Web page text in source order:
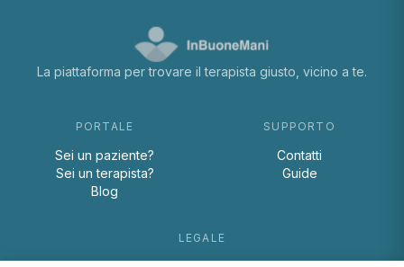
La piattaforma per trovare il terapista giusto, vicino a te.
PORTALE
Sei un paziente?
Sei un terapista?
Blog
SUPPORTO
Contatti
Guide
LEGALE